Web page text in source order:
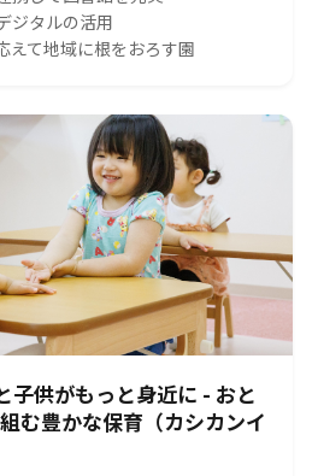
ジタルの活用
えて地域に根をおろす園
子供がもっと身近に - おと
む豊かな保育（カシカンイ